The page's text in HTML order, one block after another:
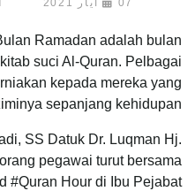
07 أيار 2021
Ramadan adalah bulan
suci Al-Quran. Pelbagai
kepada mereka yang
sepanjang kehidupan.
SS Datuk Dr. Luqman Hj.
pegawai turut bersama
#Quran Hour di Ibu Pejabat